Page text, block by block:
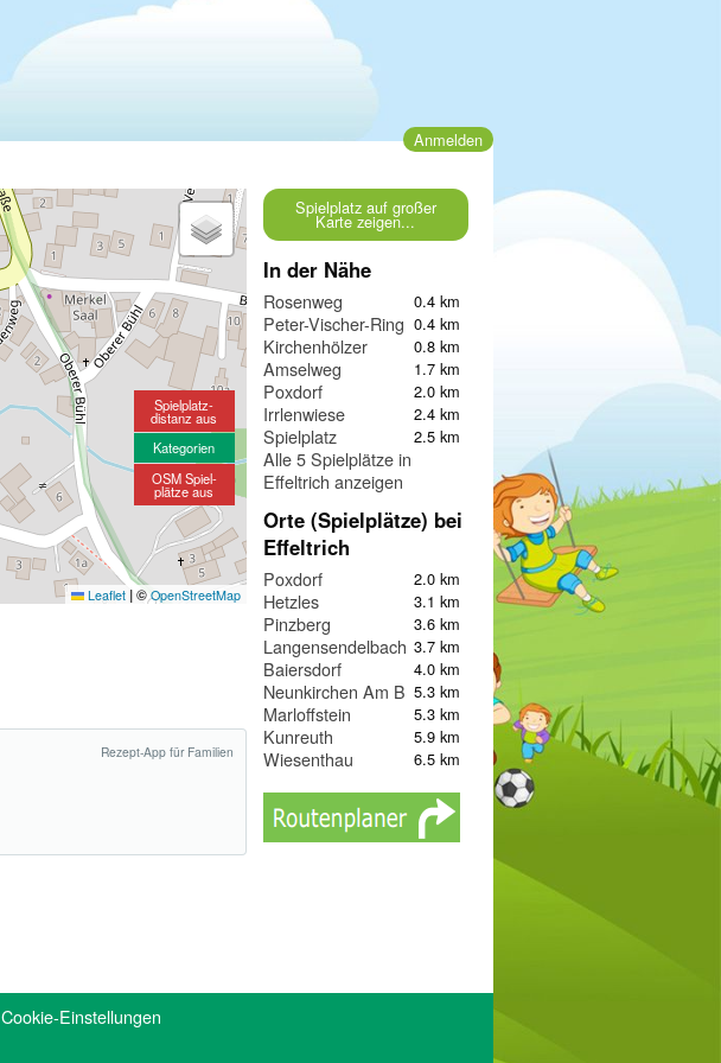
Anmelden
Leaflet |©OpenStreetMap
Spielplatz-
distanz aus
Kategorien
OSM Spiel-
plätze aus
Rezept-App für Familien
Spielplatz auf großer
Karte zeigen...
In der Nähe
Rosenweg 0.4 km
Peter-Vischer-Ring 0.4 km
Kirchenhölzer 0.8 km
Amselweg 1.7 km
Poxdorf 2.0 km
Irrlenwiese 2.4 km
Spielplatz 2.5 km
Alle 5 Spielplätze in
Effeltrich anzeigen
Orte (Spielplätze) bei
Effeltrich
Poxdorf 2.0 km
Hetzles 3.1 km
Pinzberg 3.6 km
Langensendelbach 3.7 km
Baiersdorf 4.0 km
Neunkirchen Am Brand5.3 km
Marloffstein 5.3 km
Kunreuth 5.9 km
Wiesenthau 6.5 km
Cookie-Einstellungen